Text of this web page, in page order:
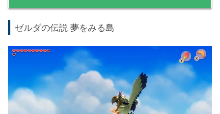
ブレスオブザワイルドの世界にもっと浸りたい方は、ぜひ
こちらもプレイしてみてください。
価格情報をチェック！
ゼルダ無双 厄災の黙示録 -Switch